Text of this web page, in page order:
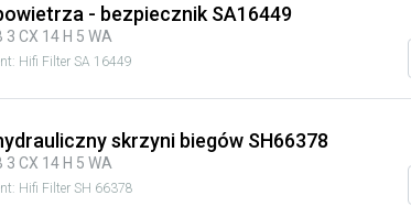
- bezpiecznik SA16449
3 CX 14 H 5 WA
Hifi Filter SA 16449
skrzyni biegów SH66378
3 CX 14 H 5 WA
Hifi Filter SH 66378